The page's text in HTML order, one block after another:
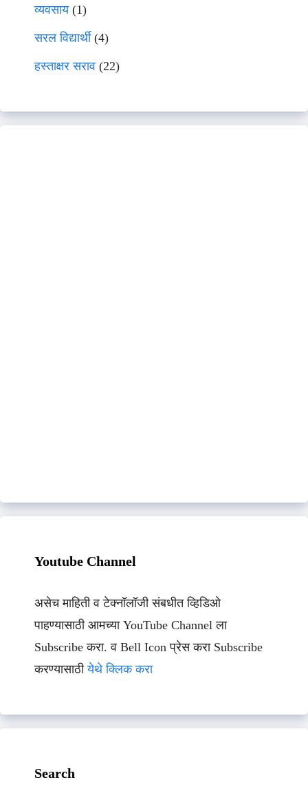
व्यवसाय(1)
सरल विद्यार्थी(4)
हस्ताक्षर सराव (22)
Youtube Channel
असेच माहिती व टेक्नॉलॉजी संबधीत व्हिडिओ
पाहण्यासाठी आमच्या YouTube Channel ला
Subscribe करा. व Bell Icon प्रेस करा Subscribe
करण्यासाठीयेथे क्लिक करा
Search